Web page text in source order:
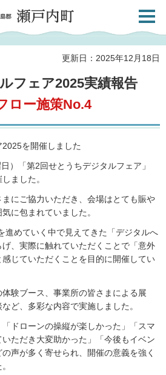
島郡 瀬戸内町
共通メ
更新日：2025年12月18日
フェア2025実績報告
ロー施策No.4
を開催しました
）「第2回せとうちデジタルフェア」
ました。
にご協力いただき、会場はとても賑や
に包まれていました。
めていく中で見えてきた「デジタルへ
、実際に触れていただくことで「意外
じていただくことを目的に開催してい
験ブース、事業所の皆さまによる展
ど、多彩な内容で実施しました。
ドローンの操縦が楽しかった」「スマ
ただき大変助かった」「今後もイベン
声が多く寄せられ、開催の意義を強く